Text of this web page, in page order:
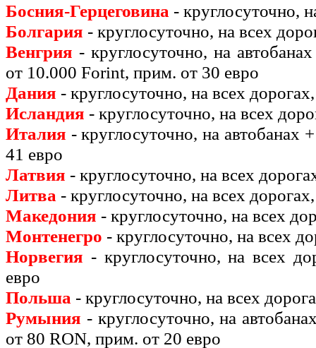
Босния-Герцеговина - круглосуточно,
Болгария - круглосуточно, на всех
Венгрия - круглосуточно, на
от 10.000 Forint, прим. от 30 евро
Дания - круглосуточно, на всех
Исландия - круглосуточно, на всех
Италия - круглосуточно, на автобанах
41 евро
Латвия - круглосуточно, на всех
Литва - круглосуточно, на всех
Македония - круглосуточно, на всех
Монтенегро - круглосуточно, на всех
Норвегия - круглосуточно, на всех
евро
Польша - круглосуточно, на всех
Румыния - круглосуточно, на
от 80 RON, прим. от 20 евро